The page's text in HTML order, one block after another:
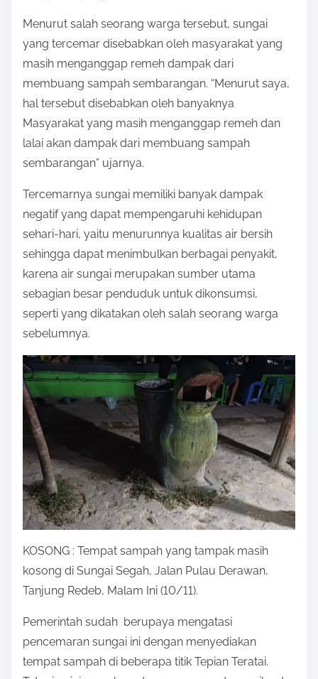
Menurut salah seorang warga tersebut, sungai
yang tercemar disebabkan oleh masyarakat yang
masih menganggap remeh dampak dari
membuang sampah sembarangan. “Menurut saya,
hal tersebut disebabkan oleh banyaknya
Masyarakat yang masih menganggap remeh dan
lalai akan dampak dari membuang sampah
sembarangan” ujarnya.
Tercemarnya sungai memiliki banyak dampak
negatif yang dapat mempengaruhi kehidupan
sehari-hari, yaitu menurunnya kualitas air bersih
sehingga dapat menimbulkan berbagai penyakit,
karena air sungai merupakan sumber utama
sebagian besar penduduk untuk dikonsumsi,
seperti yang dikatakan oleh salah seorang warga
sebelumnya.
KOSONG : Tempat sampah yang tampak masih
kosong di Sungai Segah, Jalan Pulau Derawan,
Tanjung Redeb, Malam Ini (10/11).
Pemerintah sudah berupaya mengatasi
pencemaran sungai ini dengan menyediakan
tempat sampah di beberapa titik Tepian Teratai.